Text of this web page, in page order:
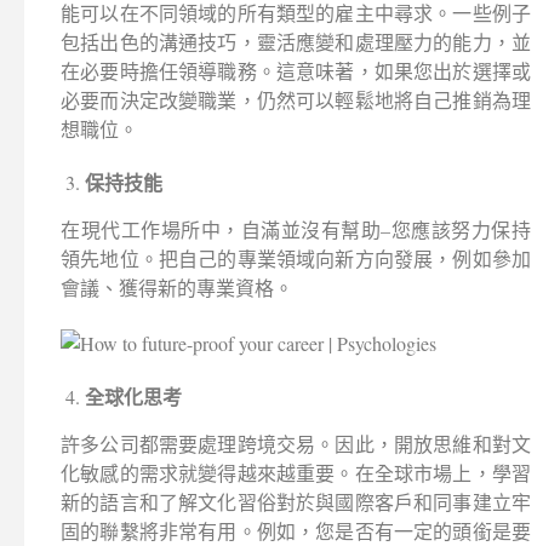
能可以在不同領域的所有類型的雇主中尋求。一些例子
包括出色的溝通技巧，靈活應變和處理壓力的能力，並
在必要時擔任領導職務。這意味著，如果您出於選擇或
必要而決定改變職業，仍然可以輕鬆地將自己推銷為理
想職位。
保持技能
在現代工作場所中，自滿並沒有幫助–您應該努力保持
領先地位。把自己的專業領域向新方向發展，例如參加
會議、獲得新的專業資格。
全球化思考
許多公司都需要處理跨境交易。因此，開放思維和對文
化敏感的需求就變得越來越重要。在全球市場上，學習
新的語言和了解文化習俗對於與國際客戶和同事建立牢
固的聯繫將非常有用。例如，您是否有一定的頭銜是要